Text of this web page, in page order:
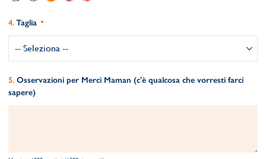
Taglia
Osservazioni per Merci Maman (c'è qualcosa che vorresti farci
sapere)